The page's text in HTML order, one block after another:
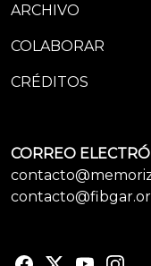
ARCHIVO
COLABORAR
CRÉDITOS
CORREO